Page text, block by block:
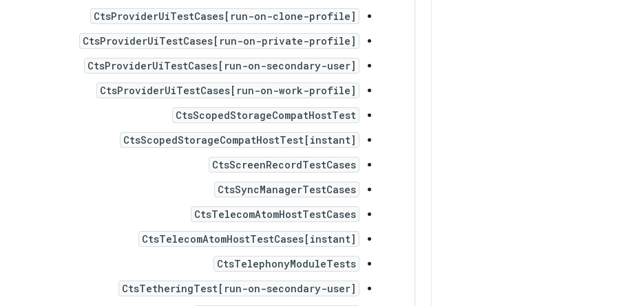
CtsProviderUiTestCases[run-on-clone-profile]
CtsProviderUiTestCases[run-on-private-profile]
CtsProviderUiTestCases[run-on-secondary-user]
CtsProviderUiTestCases[run-on-work-profile]
CtsScopedStorageCompatHostTest
CtsScopedStorageCompatHostTest[instant]
CtsScreenRecordTestCases
CtsSyncManagerTestCases
CtsTelecomAtomHostTestCases
CtsTelecomAtomHostTestCases[instant]
CtsTelephonyModuleTests
CtsTetheringTest[run-on-secondary-user]